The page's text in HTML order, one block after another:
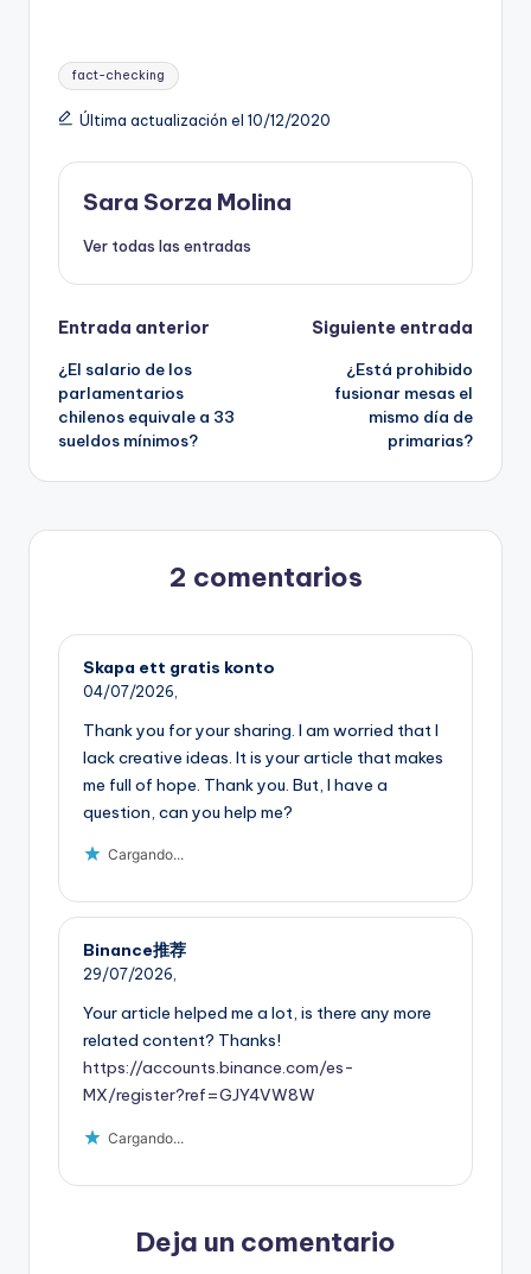
Etiquetas:
fact-checking
Última actualización el 10/12/2020
Sara Sorza Molina
Ver todas las entradas
Navegación
de
entradas
Entrada anterior
¿El salario de los
parlamentarios
chilenos equivale a 33
sueldos mínimos?
Siguiente entrada
¿Está prohibido
fusionar mesas el
mismo día de
primarias?
2 comentarios
Skapa ett gratis konto
04/07/2026,
Thank you for your sharing. I am worried that I
lack creative ideas. It is your article that makes
me full of hope. Thank you. But, I have a
question, can you help me?
Cargando...
Binance推荐
29/07/2026,
Your article helped me a lot, is there any more
related content? Thanks!
https://accounts.binance.com/es-
MX/register?ref=GJY4VW8W
Cargando...
Deja un comentario